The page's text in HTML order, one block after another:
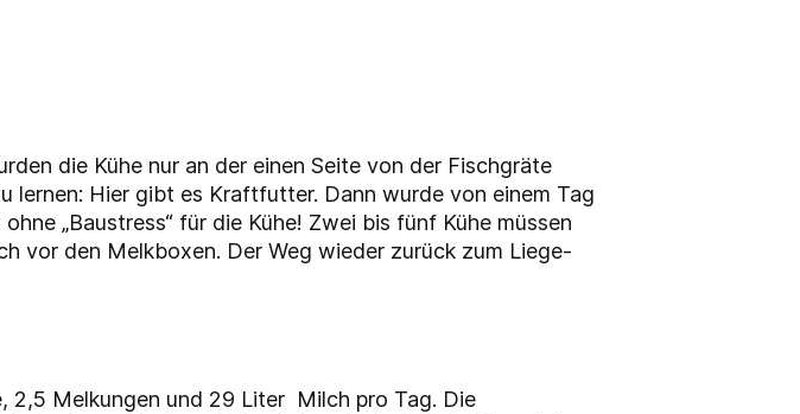
die Kühe nur an der einen Seite von der Fischgräte
lernen: Hier gibt es Kraftfutter. Dann wurde von einem Tag
„Baustress“ für die Kühe! Zwei bis fünf Kühe müssen
vor den Melkboxen. Der Weg wieder zurück zum Liege-
2,5 Melkungen und 29 Liter Milch pro Tag. Die